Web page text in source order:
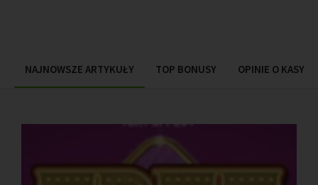
NAJNOWSZE ARTYKUŁY TOP BONUSY OPINIE O